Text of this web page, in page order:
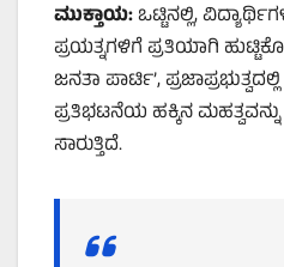
ಮುಕ್ತಾಯ:ಒಟ್ಟಿನಲ್ಲಿ,
ಪ್ರಯತ್ನಗಳಿಗೆ ಪ್ರತಿಯಾಗಿ
ಜನತಾ ಪಾರ್ಟಿ’,
ಪ್ರತಿಭಟನೆಯ ಹಕ್ಕಿನ
ಸಾರುತ್ತಿದೆ.